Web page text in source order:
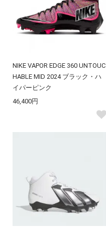
NIKE VAPOR EDGE 360 UNTOUC
HABLE MID 2024 ブラック・ハ
イパーピンク
46,400円